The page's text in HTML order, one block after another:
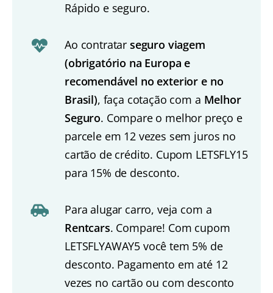
Rápido e seguro.
Ao contratar seguro viagem
(obrigatório na Europa e
recomendável no exterior e no
Brasil), faça cotação com a Melhor
Seguro. Compare o melhor preço e
parcele em 12 vezes sem juros no
cartão de crédito. Cupom LETSFLY15
para 15% de desconto.
Para alugar carro, veja com a
Rentcars. Compare! Com cupom
LETSFLYAWAY5 você tem 5% de
desconto. Pagamento em até 12
vezes no cartão ou com desconto